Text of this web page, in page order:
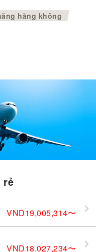
>
hàng không
rẻ
VND19,005,314〜
VND18,027,234〜